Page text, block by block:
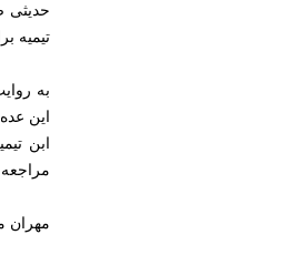
حدیثی
تیمیه
به
این
ابن
مراجعه
مهران